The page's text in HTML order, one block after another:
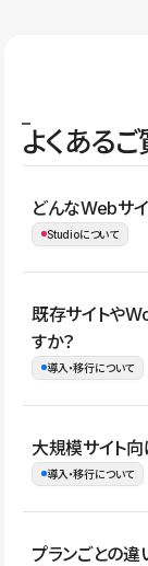
よくある
どんなWebサ
Studioについて
コーポレートサ
グ・メディア、
ォリオなど幅広
既存サイトや
すか？
導入・移行について
はい。既存サイ
Studio上に再構
イト全体のデザ
大規模サイト
導入・移行について
はい。アクセス
プランごとの違